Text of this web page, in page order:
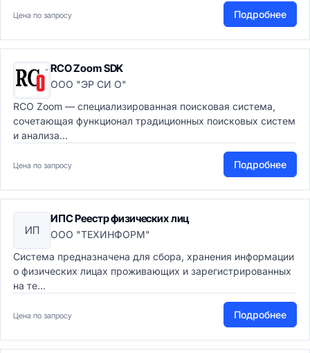
Цена по запросу Подробнее
RCO Zoom SDK
ООО "ЭР СИ О"
RCO Zoom — специализированная поисковая система,
сочетающая функционал традиционных поисковых систем
и анализа...
Цена по запросу Подробнее
ИП
ИПС Реестр физических лиц
ООО "ТЕХИНФОРМ"
Система предназначена для сбора, хранения информации
о физических лицах проживающих и зарегистрированных
на те...
Цена по запросу Подробнее